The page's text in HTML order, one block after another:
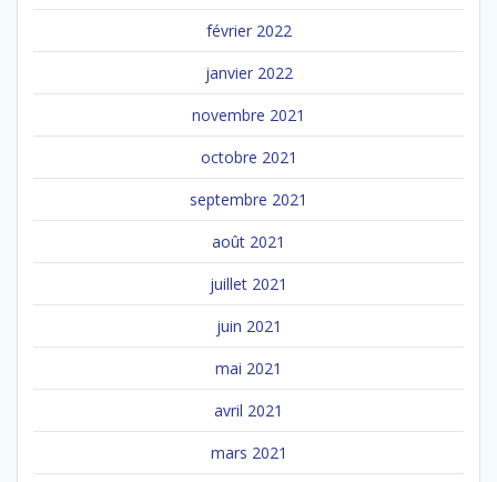
février 2022
janvier 2022
novembre 2021
octobre 2021
septembre 2021
août 2021
juillet 2021
juin 2021
mai 2021
avril 2021
mars 2021